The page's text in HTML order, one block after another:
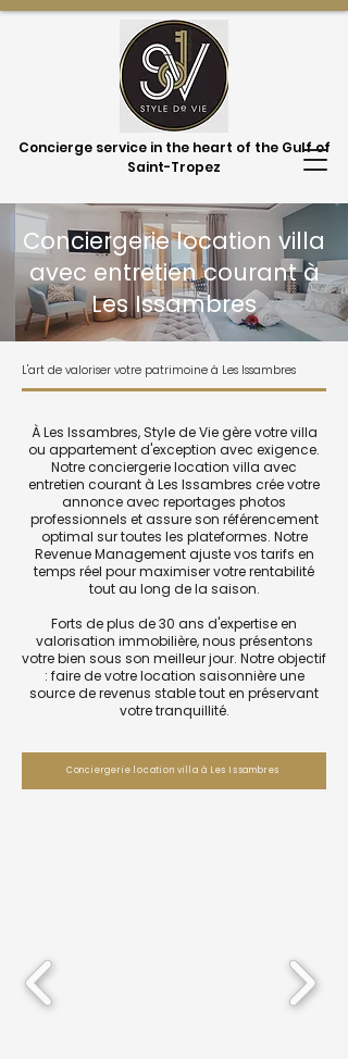
Concierge service in the heart of the Gulf of
Saint-Tropez
Conciergerie location villa
avec entretien courant à
Les Issambres
L'art de valoriser votre patrimoine à Les Issambres
À Les Issambres, Style de Vie gère votre villa
ou appartement d'exception avec exigence.
Notre conciergerie location villa avec
entretien courant à Les Issambres crée votre
annonce avec reportages photos
professionnels et assure son référencement
optimal sur toutes les plateformes. Notre
Revenue Management ajuste vos tarifs en
temps réel pour maximiser votre rentabilité
tout au long de la saison.
Forts de plus de 30 ans d'expertise en
valorisation immobilière, nous présentons
votre bien sous son meilleur jour. Notre objectif
: faire de votre location saisonnière une
source de revenus stable tout en préservant
votre tranquillité.
Conciergerie location villa à Les Issambres